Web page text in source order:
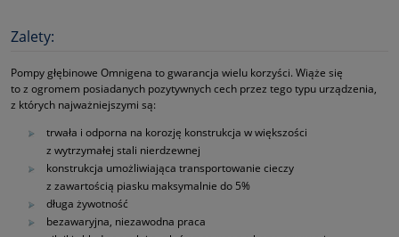
Zalety:
Pompy głębinowe Omnigena to gwarancja wielu korzyści. Wiąże się
to z ogromem posiadanych pozytywnych cech przez tego typu urządzenia,
z których najważniejszymi są:
trwała i odporna na korozję konstrukcja w większości
z wytrzymałej stali nierdzewnej
konstrukcja umożliwiająca transportowanie cieczy
z zawartością piasku maksymalnie do 5%
długa żywotność
bezawaryjna, niezawodna praca